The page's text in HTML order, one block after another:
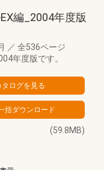
編_2004年度版
／ 全536ページ
年度版です。
(59.8MB)